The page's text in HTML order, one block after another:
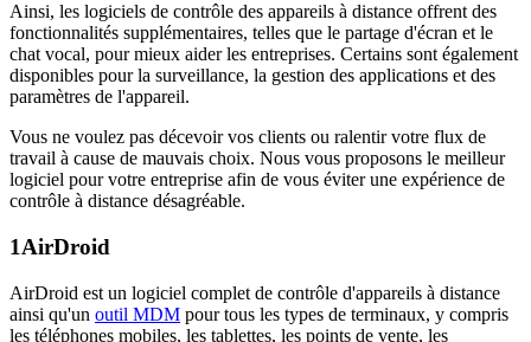
Ainsi, les logiciels de contrôle des appareils à distance offrent des
fonctionnalités supplémentaires, telles que le partage d'écran et le
chat vocal, pour mieux aider les entreprises. Certains sont également
disponibles pour la surveillance, la gestion des applications et des
paramètres de l'appareil.
Vous ne voulez pas décevoir vos clients ou ralentir votre flux de
travail à cause de mauvais choix. Nous vous proposons le meilleur
logiciel pour votre entreprise afin de vous éviter une expérience de
contrôle à distance désagréable.
1AirDroid
AirDroid est un logiciel complet de contrôle d'appareils à distance
ainsi qu'un outil MDM pour tous les types de terminaux, y compris
les téléphones mobiles, les tablettes, les points de vente, les